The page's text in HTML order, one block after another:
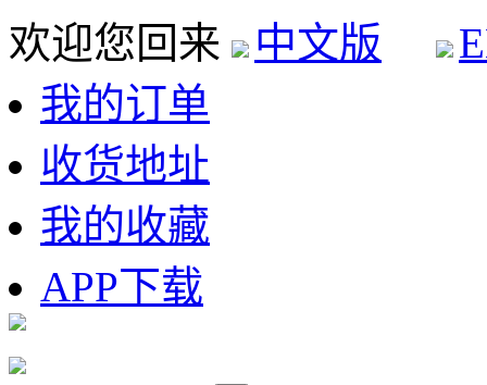
欢迎您回来 中文版
我的订单
收货地址
我的收藏
APP下载